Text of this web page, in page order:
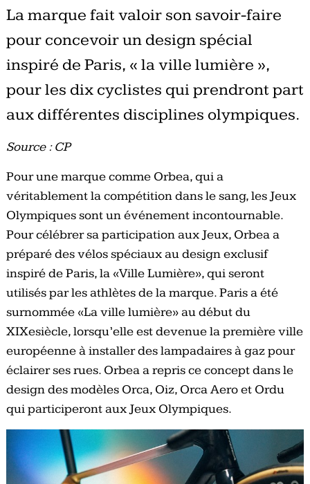
La marque fait valoir son savoir-faire
pour concevoir un design spécial
inspiré de Paris, « la ville lumière »,
pour les dix cyclistes qui prendront part
aux différentes disciplines olympiques.
Source : CP
Pour une marque comme Orbea, qui a
véritablement la compétition dans le sang, les Jeux
Olympiques sont un événement incontournable.
Pour célébrer sa participation aux Jeux, Orbea a
préparé des vélos spéciaux au design exclusif
inspiré de Paris, la «Ville Lumière», qui seront
utilisés par les athlètes de la marque. Paris a été
surnommée «La ville lumière» au début du
XIXesiècle, lorsqu’elle est devenue la première ville
européenne à installer des lampadaires à gaz pour
éclairer ses rues. Orbea a repris ce concept dans le
design des modèles Orca, Oiz, Orca Aero et Ordu
qui participeront aux Jeux Olympiques.